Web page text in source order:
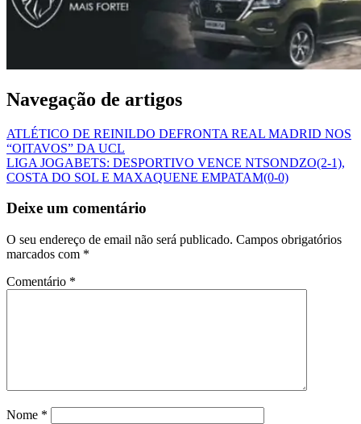
Navegação de artigos
ATLÉTICO DE REINILDO DEFRONTA REAL MADRID NOS
“OITAVOS” DA UCL
LIGA JOGABETS: DESPORTIVO VENCE NTSONDZO(2-1),
COSTA DO SOL E MAXAQUENE EMPATAM(0-0)
Deixe um comentário
O seu endereço de email não será publicado. Campos obrigatórios
marcados com *
Comentário *
Nome *